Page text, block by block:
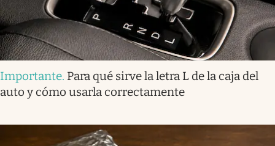
Importante. Para qué sirve la letra L de la caja del
auto y cómo usarla correctamente